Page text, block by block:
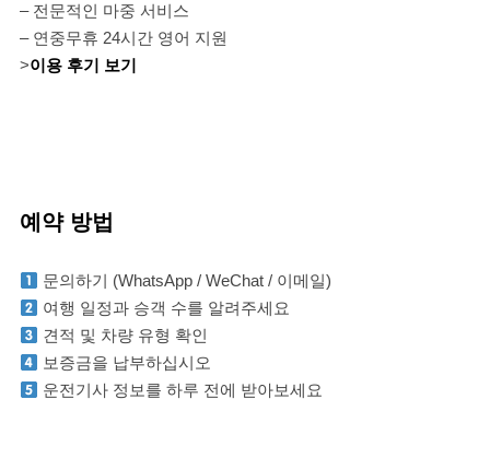
– 전문적인 마중 서비스
– 연중무휴 24시간 영어 지원
>이용 후기 보기
예약 방법
문의하기 (WhatsApp / WeChat / 이메일)
여행 일정과 승객 수를 알려주세요
견적 및 차량 유형 확인
보증금을 납부하십시오
운전기사 정보를 하루 전에 받아보세요